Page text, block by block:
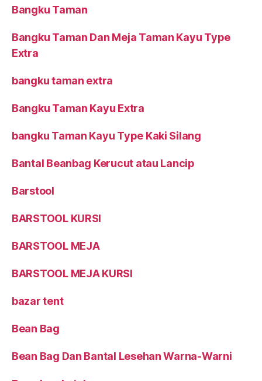
Bangku Taman
Bangku Taman Dan Meja Taman Kayu Type
Extra
bangku taman extra
Bangku Taman Kayu Extra
bangku Taman Kayu Type Kaki Silang
Bantal Beanbag Kerucut atau Lancip
Barstool
BARSTOOL KURSI
BARSTOOL MEJA
BARSTOOL MEJA KURSI
bazar tent
Bean Bag
Bean Bag Dan Bantal Lesehan Warna-Warni